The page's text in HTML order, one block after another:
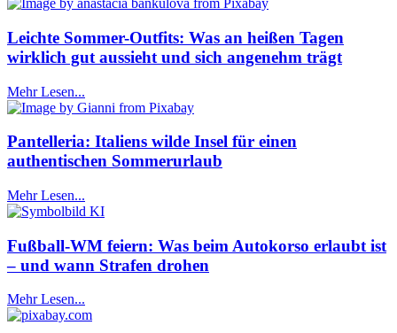
Leichte Sommer-Outfits: Was an heißen Tagen
wirklich gut aussieht und sich angenehm trägt
Mehr Lesen...
Pantelleria: Italiens wilde Insel für einen
authentischen Sommerurlaub
Mehr Lesen...
Fußball-WM feiern: Was beim Autokorso erlaubt ist
– und wann Strafen drohen
Mehr Lesen...